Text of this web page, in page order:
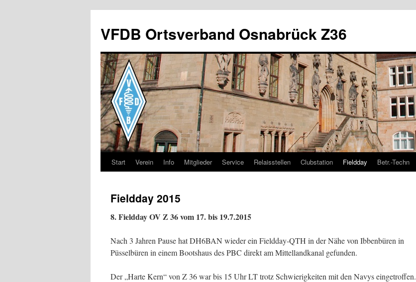
springen
VFDB Ortsverband Osnabrück Z36
Start Verein Info Mitglieder Service Relaisstellen Clubstation Fieldday Betr.-Techn
Fieldday 2015
8. Fieldday OV Z 36 vom 17. bis 19.7.2015
Nach 3 Jahren Pause hat DH6BAN wieder ein Fieldday-QTH in der Nähe von Ibbenbüren in
Püsselbüren in einem Bootshaus des PBC direkt am Mittellandkanal gefunden.
Der „Harte Kern“ von Z 36 war bis 15 Uhr LT trotz Schwierigkeiten mit den Navys eingetroffen.